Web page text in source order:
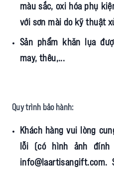
màu sắc, oxi hóa phụ
với sơn mài do kỹ thuật
Sản phẩm khăn lụa
may, thêu,...
Quy trình bảo hành:
Khách hàng vui lòng
lỗi (có hình ảnh
info@laartisangift.com.